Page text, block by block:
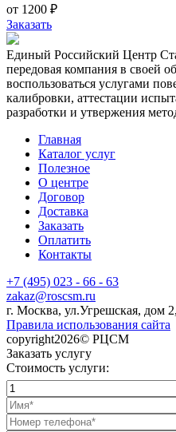
от 1200 ₽
Заказать
Единый Российский Центр
передовая компания в своей
воспользоваться услугами
калибровки, аттестации
разработки и утвержения
Главная
Каталог услуг
Полезное
О центре
Договор
Доставка
Заказать
Оплатить
Контакты
+7 (495) 023 - 66 - 63
zakaz@roscsm.ru
г. Москва, ул.Угрешская, дом
Правила использования сайта
copyright2026© РЦСМ
Заказать услугу
Стоимость услуги: